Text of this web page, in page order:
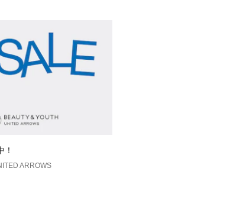
ていただきました。
た価格と異なる価格のタ
お手元にお届けさせてい
あらかじめご了承くださ
全国のBEAUTY & YOUTH
お申し付け下さい。
KEY  品番：1846499
！
ARROWS